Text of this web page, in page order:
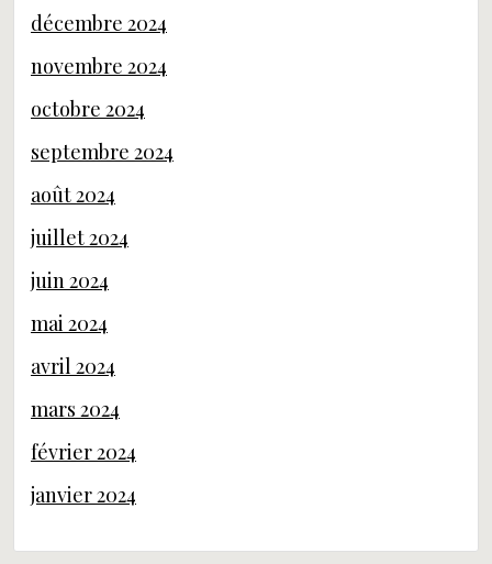
décembre 2024
novembre 2024
octobre 2024
septembre 2024
août 2024
juillet 2024
juin 2024
mai 2024
avril 2024
mars 2024
février 2024
janvier 2024